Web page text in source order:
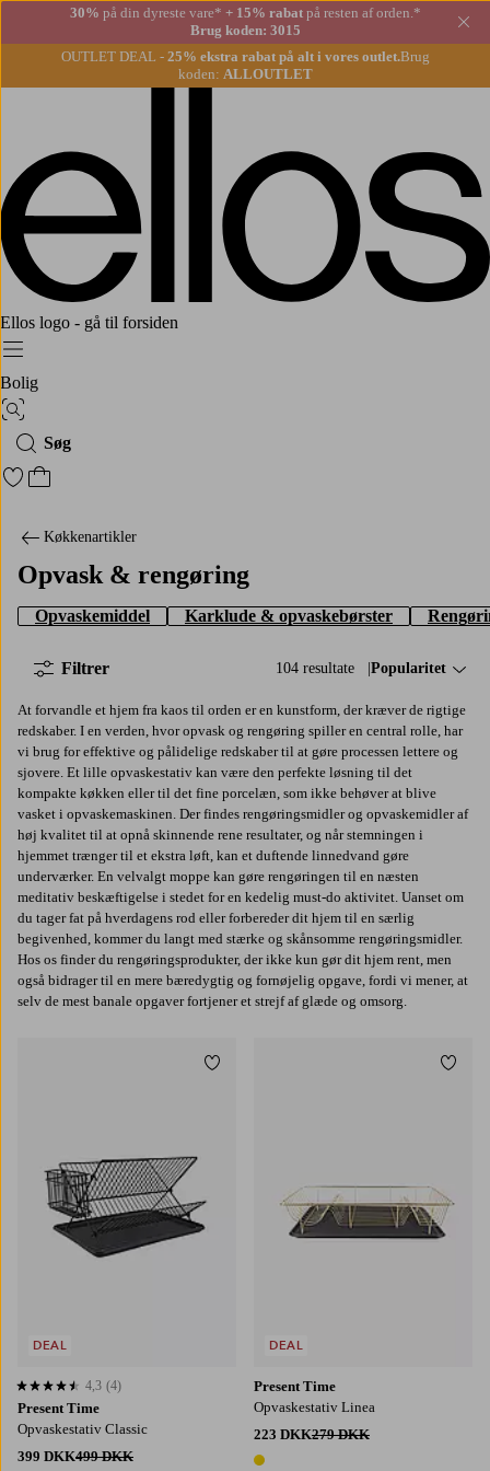
30% på din dyreste vare* + 15% rabatpå resten af orden.*
Brug koden: 3015
OUTLET DEAL - 25% ekstra rabat på alt i vores outlet.Brug
koden: ALLOUTLET
Ellos logo - gå til forsiden
Menu
Bolig
Billedsøgning
Søg
Gå til favoritmarkerede produkter
Gå til indkøbskurven
Køkkenartikler
Opvask & rengøring
Opvaskemiddel Karklude & opvaskebørster
104 resultate Sorter efter:
Popularitet
Filtrer
At forvandle et hjem fra kaos til orden er en kunstform, der kræver de rigtige
redskaber. I en verden, hvor opvask og rengøring spiller en central rolle, har
vi brug for effektive og pålidelige redskaber til at gøre processen lettere og
sjovere. Et lille opvaskestativ kan være den perfekte løsning til det
kompakte køkken eller til det fine porcelæn, som ikke behøver at blive
vasket i opvaskemaskinen. Der findes rengøringsmidler og opvaskemidler af
høj kvalitet til at opnå skinnende rene resultater, og når stemningen i
hjemmet trænger til et ekstra løft, kan et duftende linnedvand gøre
underværker. En velvalgt moppe kan gøre rengøringen til en næsten
meditativ beskæftigelse i stedet for en kedelig must-do aktivitet. Uanset om
du tager fat på hverdagens rod eller forbereder dit hjem til en særlig
begivenhed, kommer du langt med stærke og skånsomme rengøringsmidler.
Hos os finder du rengøringsprodukter, der ikke kun gør dit hjem rent, men
også bidrager til en mere bæredygtig og fornøjelig opgave, fordi vi mener, at
selv de mest banale opgaver fortjener et strejf af glæde og omsorg.
Present Time
Opvaskestativ Classic
399 DKK499 DKK
4,3 baseret på 4 bedømmelser
4,3 (4)
DEAL
Tilføj til favoritter
Present Time
Opvaskestativ Linea
223 DKK279 DKK
DEAL